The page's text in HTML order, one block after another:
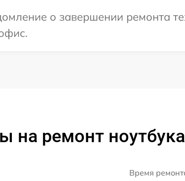
о завершении ремонта
на ремонт
Время